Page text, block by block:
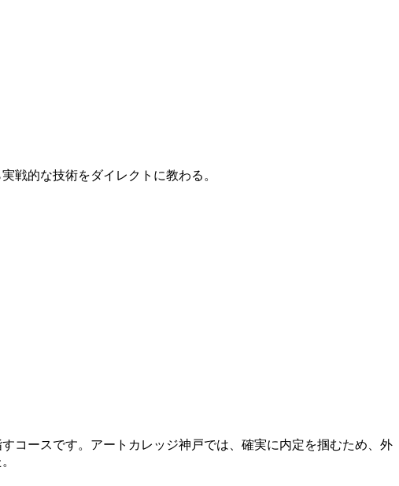
戦的な技術をダイレクトに教わる。
コースです。アートカレッジ神戸では、確実に内定を掴むため、外